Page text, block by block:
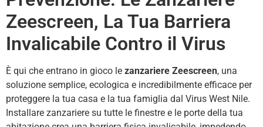
Zeescreen, La Tua Barriera
Invalicabile Contro il Virus
È qui che entrano in gioco le zanzariere Zeescreen, una
soluzione semplice, ecologica e incredibilmente efficace per
proteggere la tua casa e la tua famiglia dal Virus West Nile.
Installare zanzariere su tutte le finestre e le porte della tua